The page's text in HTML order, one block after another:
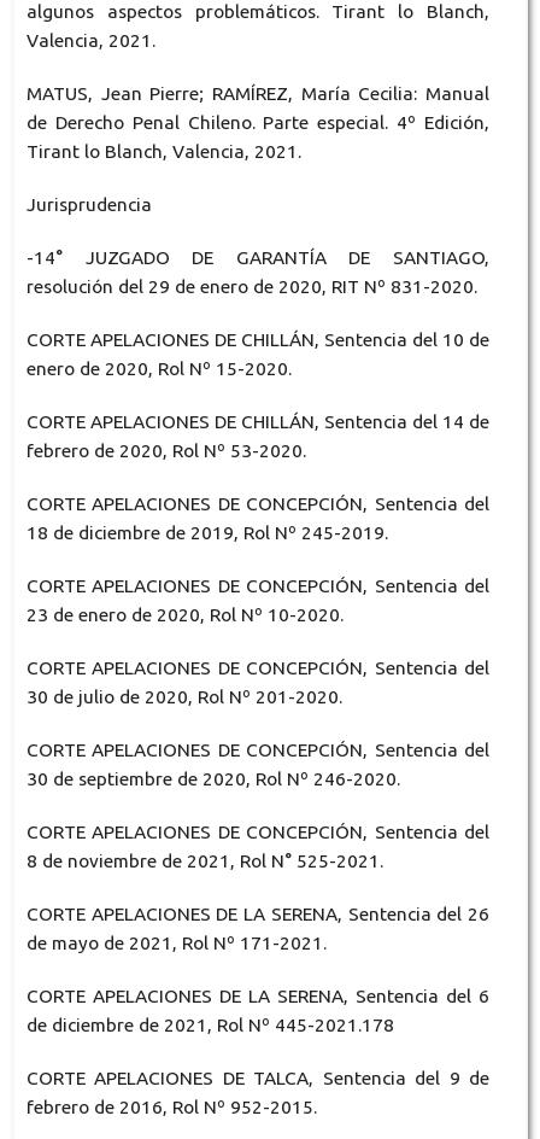
algunos aspectos problemáticos. Tirant lo Blanch,
Valencia, 2021.
MATUS, Jean Pierre; RAMÍREZ, María Cecilia: Manual
de Derecho Penal Chileno. Parte especial. 4º Edición,
Tirant lo Blanch, Valencia, 2021.
Jurisprudencia
-14° JUZGADO DE GARANTÍA DE SANTIAGO,
resolución del 29 de enero de 2020, RIT Nº 831-2020.
CORTE APELACIONES DE CHILLÁN, Sentencia del 10 de
enero de 2020, Rol Nº 15-2020.
CORTE APELACIONES DE CHILLÁN, Sentencia del 14 de
febrero de 2020, Rol Nº 53-2020.
CORTE APELACIONES DE CONCEPCIÓN, Sentencia del
18 de diciembre de 2019, Rol Nº 245-2019.
CORTE APELACIONES DE CONCEPCIÓN, Sentencia del
23 de enero de 2020, Rol Nº 10-2020.
CORTE APELACIONES DE CONCEPCIÓN, Sentencia del
30 de julio de 2020, Rol Nº 201-2020.
CORTE APELACIONES DE CONCEPCIÓN, Sentencia del
30 de septiembre de 2020, Rol Nº 246-2020.
CORTE APELACIONES DE CONCEPCIÓN, Sentencia del
8 de noviembre de 2021, Rol N° 525-2021.
CORTE APELACIONES DE LA SERENA, Sentencia del 26
de mayo de 2021, Rol Nº 171-2021.
CORTE APELACIONES DE LA SERENA, Sentencia del 6
de diciembre de 2021, Rol Nº 445-2021.178
CORTE APELACIONES DE TALCA, Sentencia del 9 de
febrero de 2016, Rol Nº 952-2015.